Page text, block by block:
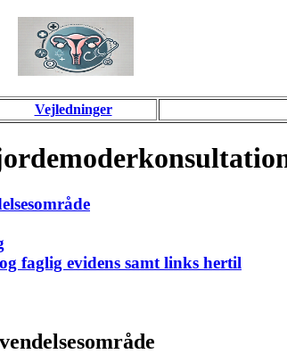
Vejledninger
faglig evidens samt links hertil